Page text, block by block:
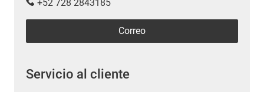
+52 728 2843185
Correo
Servicio al cliente